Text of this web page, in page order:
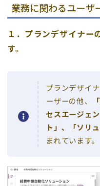
業務に関わるユーザ
１．プランデザイナー
す。
プランデザイ
ーザーの他、
セスエージェ
ト」、「ソリ
まれています。